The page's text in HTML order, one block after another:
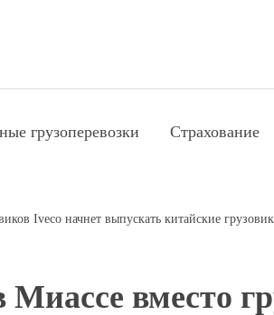
грузоперевозки Страхование
Iveco начнет выпускать китайские
вместо